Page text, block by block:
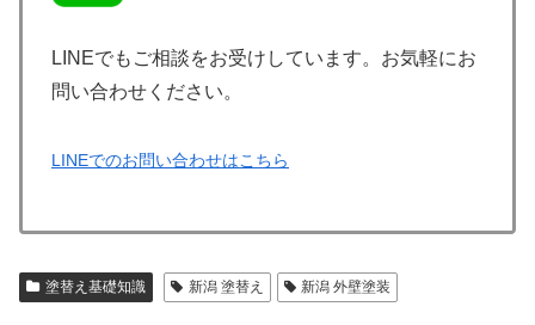
LINEでもご相談をお受けしています。お気軽にお
問い合わせください。
LINEでのお問い合わせはこちら
塗替え基礎知識 新潟 塗替え 新潟 外壁塗装